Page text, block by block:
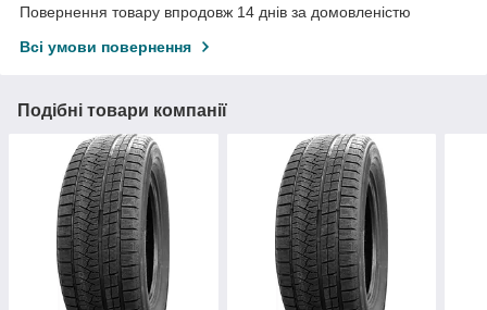
Повернення товару впродовж 14 днів за домовленістю
Всі умови повернення
Подібні товари компанії